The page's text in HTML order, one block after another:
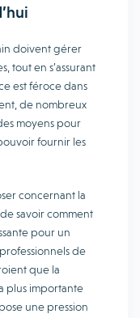
doivent gérer
tout en s’assurant
est féroce dans
de nombreux
moyens pour
fournir les
concernant la
savoir comment
pour un
de
que la
plus importante
une pression